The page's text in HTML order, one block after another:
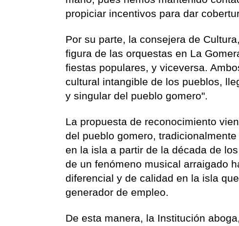
propiciar incentivos para dar
Por su parte, la consejera de
figura de las orquestas en La
fiestas populares, y viceversa.
cultural intangible de los pueblos,
y singular del pueblo gomero".
La propuesta de reconocimiento
del pueblo gomero,
en la isla a partir de la década de
de un fenómeno musical arraigado
diferencial y de calidad en la isla
generador de empleo.
De esta manera, la Institución